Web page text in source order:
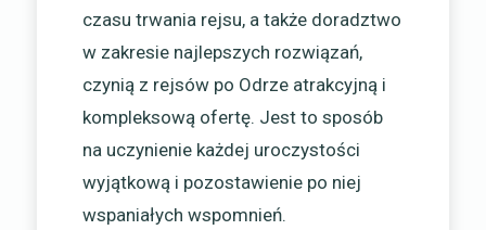
czasu trwania rejsu, a także doradztwo
w zakresie najlepszych rozwiązań,
czynią z rejsów po Odrze atrakcyjną i
kompleksową ofertę. Jest to sposób
na uczynienie każdej uroczystości
wyjątkową i pozostawienie po niej
wspaniałych wspomnień.